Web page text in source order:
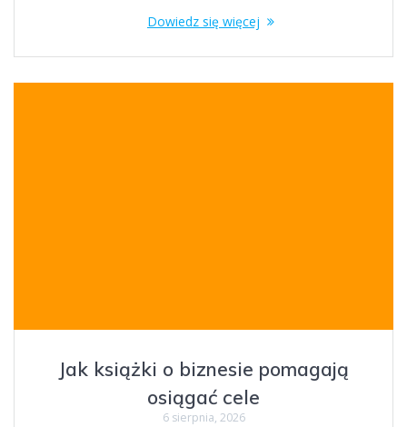
Dowiedz się więcej
Jak książki o biznesie pomagają
osiągać cele
6 sierpnia, 2026